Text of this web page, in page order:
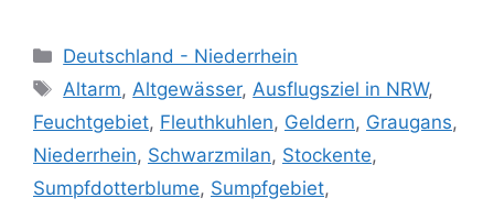
Kategorien
Deutschland - Niederrhein
Schlagwörter
Altarm,Altgewässer,Ausflugsziel in NRW,
Feuchtgebiet, Fleuthkuhlen, Geldern, Graugans,
Niederrhein, Schwarzmilan, Stockente,
Sumpfdotterblume, Sumpfgebiet,